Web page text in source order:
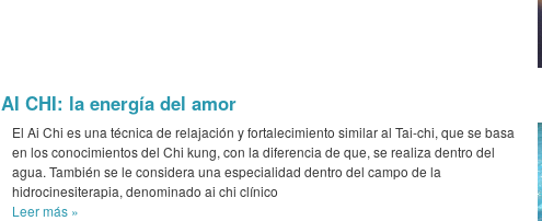
AI CHI: la energía del amor
El Ai Chi es una técnica de relajación y fortalecimiento similar al Tai-chi, que se basa
en los conocimientos del Chi kung, con la diferencia de que, se realiza dentro del
agua. También se le considera una especialidad dentro del campo de la
hidrocinesiterapia, denominado ai chi clínico
Leer más »